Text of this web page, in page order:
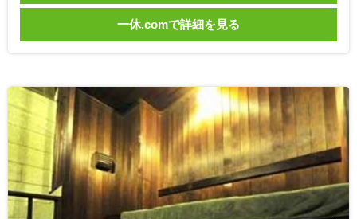
一休.comで詳細を見る